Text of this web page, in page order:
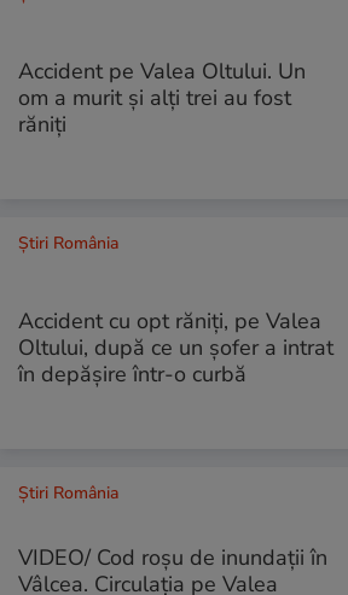
Accident pe Valea Oltului. Un
om a murit și alți trei au fost
răniți
Știri România
Accident cu opt răniți, pe Valea
Oltului, după ce un șofer a intrat
în depășire într-o curbă
Știri România
VIDEO/ Cod roșu de inundații în
Vâlcea. Circulația pe Valea